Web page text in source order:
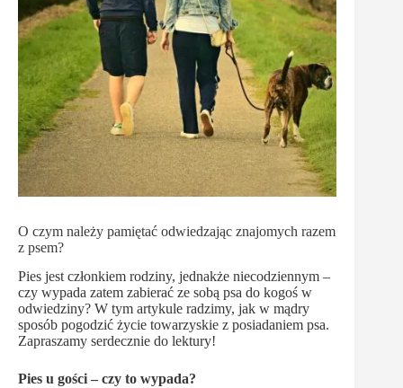
O czym należy pamiętać odwiedzając znajomych razem
z psem?
Pies jest członkiem rodziny, jednakże niecodziennym –
czy wypada zatem zabierać ze sobą psa do kogoś w
odwiedziny? W tym artykule radzimy, jak w mądry
sposób pogodzić życie towarzyskie z posiadaniem psa.
Zapraszamy serdecznie do lektury!
Pies u gości – czy to wypada?